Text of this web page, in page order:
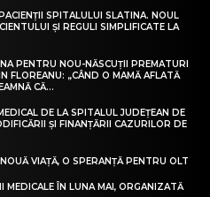
SPITALULUI SLATINA. NOUL
ȘI REGULI SIMPLIFICATE LA
PENTRU NOU-NĂSCUȚII PREMATURI
FLOREANU: „CÂND O MAMĂ AFLATĂ
CĂ...
DE LA SPITALUL JUDEȚEAN DE
ȘI FINANȚĂRII CAZURILOR DE
VIAȚĂ, O SPERANȚĂ PENTRU OLT
MEDICALE ÎN LUNA MAI, ORGANIZATĂ